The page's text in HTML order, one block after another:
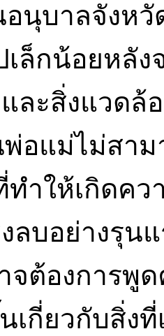
อนุบาลจังห
เล็กน้อยหลั
ละสิ่งแวด
อแม่ไม่สาม
ทำให้เกิดค
ลบอย่างรุน
จต้องการพู
เกี่ยวกับสิ่ง